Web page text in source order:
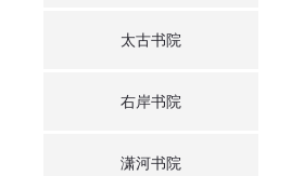
太古书院
右岸书院
潇河书院